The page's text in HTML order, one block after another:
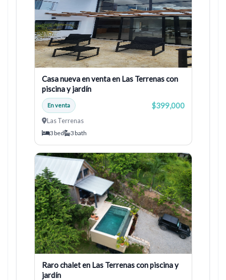
Casa nueva en venta en Las Terrenas con
piscina y jardín
En venta $399,000
Las Terrenas
3 bed 3 bath
Raro chalet en Las Terrenas con piscina y
jardín